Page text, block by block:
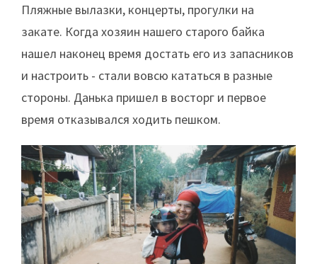
Пляжные вылазки, концерты, прогулки на
закате. Когда хозяин нашего старого байка
нашел наконец время достать его из запасников
и настроить - стали вовсю кататься в разные
стороны. Данька пришел в восторг и первое
время отказывался ходить пешком.